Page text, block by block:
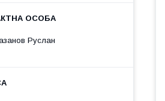
Руслан